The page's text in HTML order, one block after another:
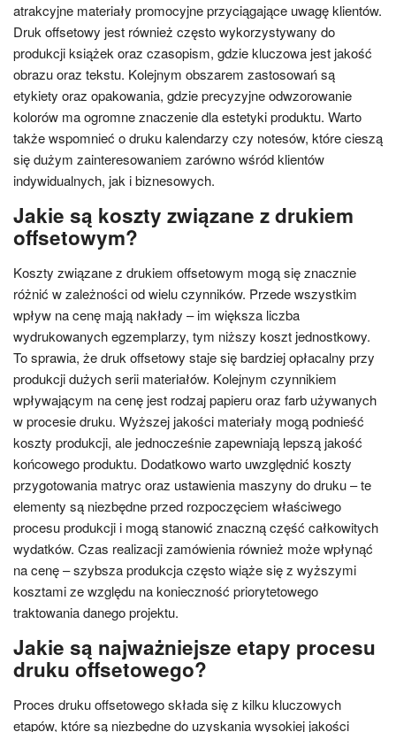
atrakcyjne materiały promocyjne przyciągające uwagę klientów.
Druk offsetowy jest również często wykorzystywany do
produkcji książek oraz czasopism, gdzie kluczowa jest jakość
obrazu oraz tekstu. Kolejnym obszarem zastosowań są
etykiety oraz opakowania, gdzie precyzyjne odwzorowanie
kolorów ma ogromne znaczenie dla estetyki produktu. Warto
także wspomnieć o druku kalendarzy czy notesów, które cieszą
się dużym zainteresowaniem zarówno wśród klientów
indywidualnych, jak i biznesowych.
Jakie są koszty związane z drukiem
offsetowym?
Koszty związane z drukiem offsetowym mogą się znacznie
różnić w zależności od wielu czynników. Przede wszystkim
wpływ na cenę mają nakłady – im większa liczba
wydrukowanych egzemplarzy, tym niższy koszt jednostkowy.
To sprawia, że druk offsetowy staje się bardziej opłacalny przy
produkcji dużych serii materiałów. Kolejnym czynnikiem
wpływającym na cenę jest rodzaj papieru oraz farb używanych
w procesie druku. Wyższej jakości materiały mogą podnieść
koszty produkcji, ale jednocześnie zapewniają lepszą jakość
końcowego produktu. Dodatkowo warto uwzględnić koszty
przygotowania matryc oraz ustawienia maszyny do druku – te
elementy są niezbędne przed rozpoczęciem właściwego
procesu produkcji i mogą stanowić znaczną część całkowitych
wydatków. Czas realizacji zamówienia również może wpłynąć
na cenę – szybsza produkcja często wiąże się z wyższymi
kosztami ze względu na konieczność priorytetowego
traktowania danego projektu.
Jakie są najważniejsze etapy procesu
druku offsetowego?
Proces druku offsetowego składa się z kilku kluczowych
etapów, które są niezbędne do uzyskania wysokiej jakości